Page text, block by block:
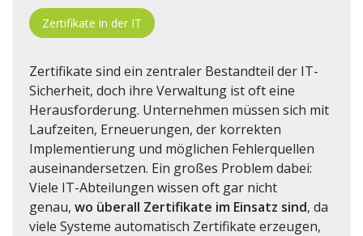
Zertifikate in der IT
Zertifikate sind ein zentraler Bestandteil der IT-
Sicherheit, doch ihre Verwaltung ist oft eine
Herausforderung. Unternehmen müssen sich mit
Laufzeiten, Erneuerungen, der korrekten
Implementierung und möglichen Fehlerquellen
auseinandersetzen. Ein großes Problem dabei:
Viele IT-Abteilungen wissen oft gar nicht
genau, wo überall Zertifikate im Einsatz sind, da
viele Systeme automatisch Zertifikate erzeugen,